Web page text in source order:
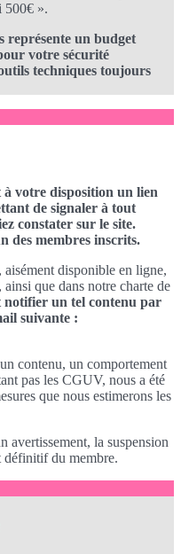
500€ ».
représente un budget
votre sécurité
techniques toujours
à votre disposition un lien
de signaler à tout
constater sur le site.
des membres inscrits.
disponible en ligne,
que dans notre charte de
notifier un tel contenu par
suivante :
contenu, un comportement
pas les CGUV, nous a été
que nous estimerons les
avertissement, la suspension
définitif du membre.